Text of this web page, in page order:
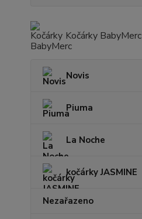
Kočárky BabyMerc
Novis
Piuma
La Noche
kočárky JASMINE
Nezařazeno